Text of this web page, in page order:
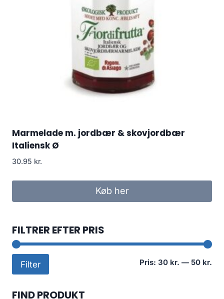
Marmelade m. jordbær & skovjordbær
Italiensk Ø
30.95 kr.
Køb her
FILTRER EFTER PRIS
Filter Pris: 30 kr. — 50 kr.
FIND PRODUKT